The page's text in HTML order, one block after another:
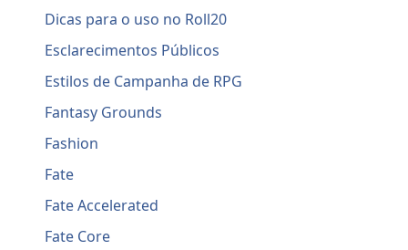
Dicas para o uso no Roll20
Esclarecimentos Públicos
Estilos de Campanha de RPG
Fantasy Grounds
Fashion
Fate
Fate Accelerated
Fate Core